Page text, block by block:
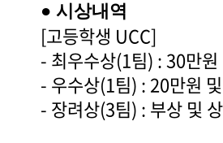
● 시상내역
[고등학생 UCC]
- 최우수상(1팀) : 30만원
- 우수상(1팀) : 20만원
- 장려상(3팀) : 부상 및